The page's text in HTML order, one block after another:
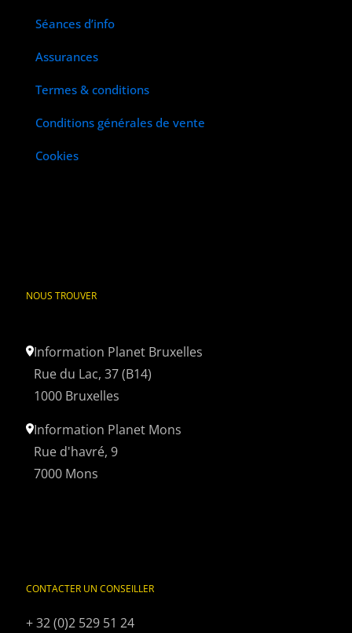
Séances d’info
Assurances
Termes & conditions
Conditions générales de vente
Cookies
NOUS TROUVER
Information Planet Bruxelles
Rue du Lac, 37 (B14)
1000 Bruxelles
Information Planet Mons
Rue d'havré, 9
7000 Mons
CONTACTER UN CONSEILLER
+ 32 (0)2 529 51 24